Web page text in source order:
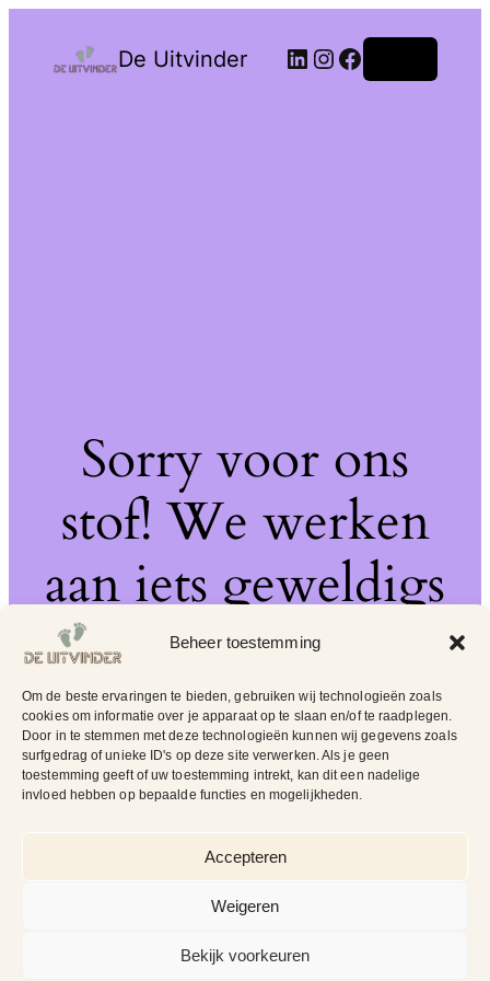
Beheer toestemming
Om de beste ervaringen te bieden, gebruiken wij technologieën zoals
cookies om informatie over je apparaat op te slaan en/of te raadplegen.
Door in te stemmen met deze technologieën kunnen wij gegevens zoals
surfgedrag of unieke ID's op deze site verwerken. Als je geen
toestemming geeft of uw toestemming intrekt, kan dit een nadelige
invloed hebben op bepaalde functies en mogelijkheden.
Accepteren
Weigeren
Bekijk voorkeuren
De Uitvinder
Sorry voor ons
stof! We werken
aan iets geweldigs
– kom snel terug!